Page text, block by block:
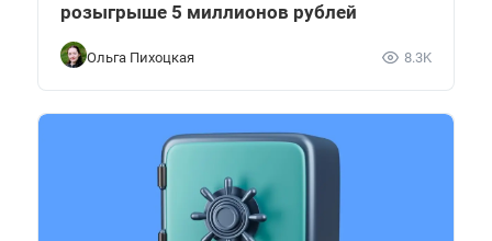
розыгрыше 5 миллионов рублей
Ольга Пихоцкая 8.3K